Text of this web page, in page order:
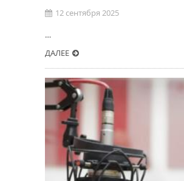
12 сентября 2025
…
ДАЛЕЕ